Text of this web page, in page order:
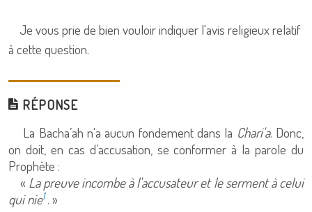
Je vous prie de bien vouloir indiquer l'avis religieux relatif
à cette question.
RÉPONSE
La Bacha’ah n'a aucun fondement dans la Chari'a. Donc,
on doit, en cas d’accusation, se conformer à la parole du
Prophète :
« La preuve incombe à l'accusateur et le serment à celui
qui nie1 . »